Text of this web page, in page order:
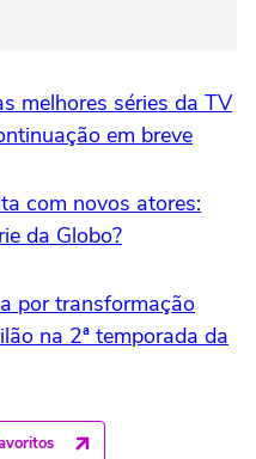
melhores séries da TV
em breve
com novos atores:
da Globo?
por transformação
na 2ª temporada da